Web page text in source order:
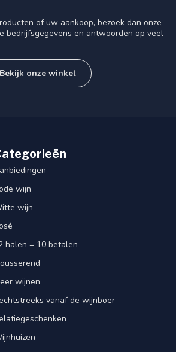
of uw aankoop, bezoek dan onze
bedrijfsgegevens en antwoorden op veel
Bekijk onze winkel
wijn
wijn
halen = 10 betalen
wijnen
vanaf de wijnboer